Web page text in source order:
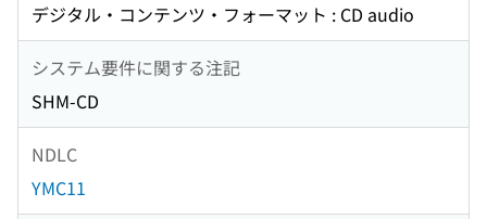
デジタル・コンテンツ・フォーマット : CD audio
システム要件に関する注記
SHM-CD
NDLC
YMC11